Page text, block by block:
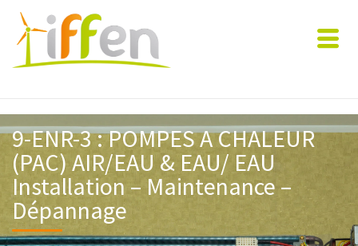
9-ENR-3 : POMPES A CHALEUR
(PAC) AIR/EAU & EAU/ EAU
Installation – Maintenance –
Dépannage